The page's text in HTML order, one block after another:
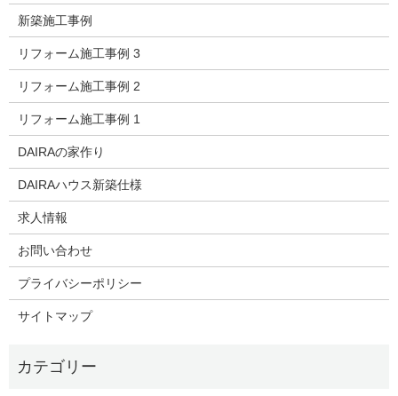
新築施工事例
リフォーム施工事例 3
リフォーム施工事例 2
リフォーム施工事例 1
DAIRAの家作り
DAIRAハウス新築仕様
求人情報
お問い合わせ
プライバシーポリシー
サイトマップ